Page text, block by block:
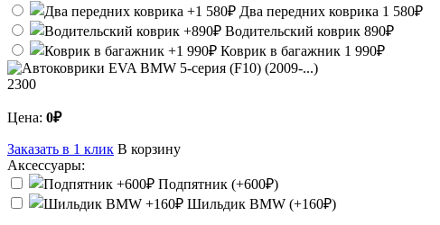
Два передних коврика 1 580₽
Водительский коврик 890₽
Коврик в багажник 1 990₽
2300
Цена: 0₽
Заказать в 1 клик В корзину
Аксессуары:
Подпятник (+600₽)
Шильдик BMW (+160₽)